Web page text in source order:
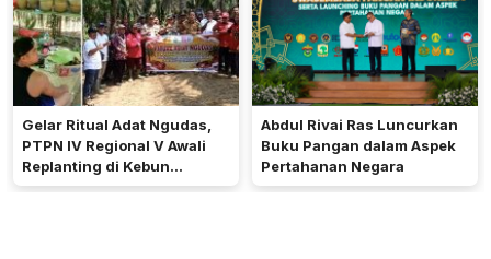
Gelar Ritual Adat Ngudas,
PTPN IV Regional V Awali
Replanting di Kebun
Kembayan
Abdul Rivai Ras Luncurkan
Buku Pangan dalam Aspek
Pertahanan Negara